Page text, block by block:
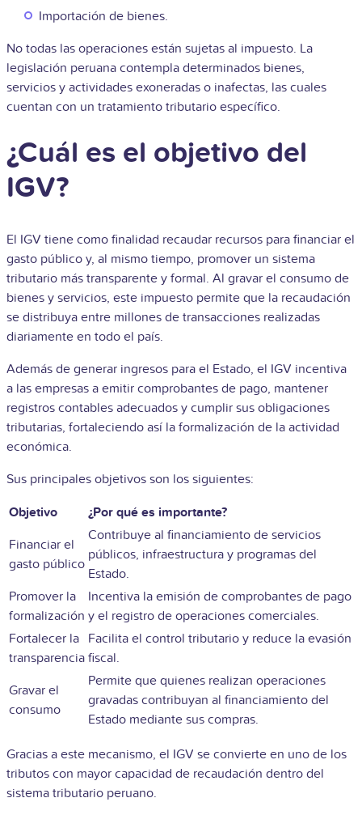
Importación de bienes.
No todas las operaciones están sujetas al impuesto. La
legislación peruana contempla determinados bienes,
servicios y actividades exoneradas o inafectas, las cuales
cuentan con un tratamiento tributario específico.
¿Cuál es el objetivo del
IGV?
El IGV tiene como finalidad recaudar recursos para financiar el
gasto público y, al mismo tiempo, promover un sistema
tributario más transparente y formal. Al gravar el consumo de
bienes y servicios, este impuesto permite que la recaudación
se distribuya entre millones de transacciones realizadas
diariamente en todo el país.
Además de generar ingresos para el Estado, el IGV incentiva
a las empresas a emitir comprobantes de pago, mantener
registros contables adecuados y cumplir sus obligaciones
tributarias, fortaleciendo así la formalización de la actividad
económica.
Sus principales objetivos son los siguientes:
Objetivo
¿Por qué es importante?
Financiar el
gasto público
Contribuye al financiamiento de servicios
públicos, infraestructura y programas del
Estado.
Promover la
formalización
Incentiva la emisión de comprobantes de pago
y el registro de operaciones comerciales.
Fortalecer la
transparencia
Facilita el control tributario y reduce la evasión
fiscal.
Gravar el
consumo
Permite que quienes realizan operaciones
gravadas contribuyan al financiamiento del
Estado mediante sus compras.
Gracias a este mecanismo, el IGV se convierte en uno de los
tributos con mayor capacidad de recaudación dentro del
sistema tributario peruano.